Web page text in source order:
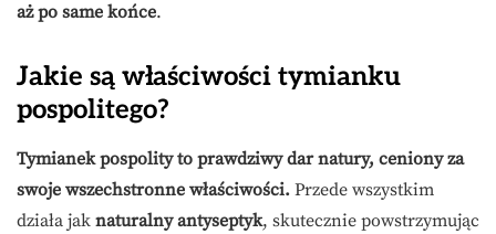
aż po same końce.
Jakie są właściwości tymianku
pospolitego?
Tymianek pospolity to prawdziwy dar natury, ceniony za
swoje wszechstronne właściwości. Przede wszystkim
działa jak naturalny antyseptyk, skutecznie powstrzymując